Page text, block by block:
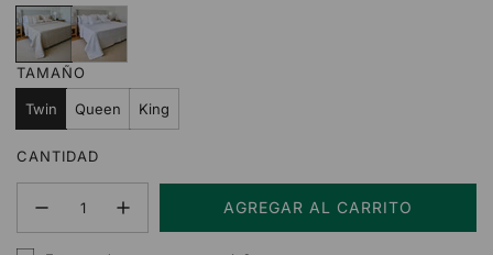
B
e
i
g
e
B
l
a
c
o
TAMAÑO
Twin Queen King
CANTIDAD
AGREGAR AL CARRITO
C